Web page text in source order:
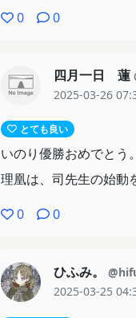
0
0
四月一日 蓮
2025-03-26
とても良い
いのり優勝おめでとう。
理凰は、司先生の始動
0
0
ひふみ。
2025-03-25